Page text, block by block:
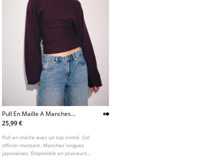
Pull En Maille A Manches
Japonaises Et Col Officier
25,99 €
Pull en maille avec un top cintré. Col
officier montant. Manches longues
japonaises. Disponible en plusieurs